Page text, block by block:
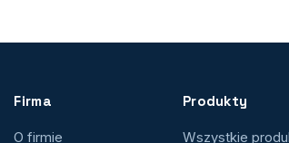
Firma
O firmie
Produkty
Wszystkie